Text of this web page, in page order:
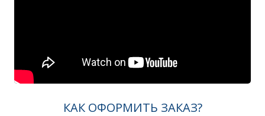
КАК ОФОРМИТЬ ЗАКАЗ?